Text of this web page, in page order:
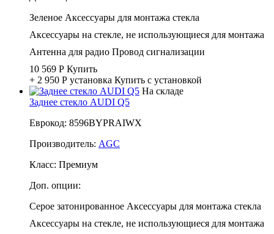
Зеленое Аксессуары для монтажа стекла
Аксессуары на стекле, не использующиеся для монтажа
Антенна для радио Провод сигнализации
10 569 Р Купить
+ 2 950 Р установка Купить с установкой
На складе
Заднее стекло AUDI Q5
Еврокод: 8596BYPRAIWX
Производитель: AGC
Класс: Премиум
Доп. опции:
Серое затонированное Аксессуары для монтажа стекла
Аксессуары на стекле, не использующиеся для монтажа